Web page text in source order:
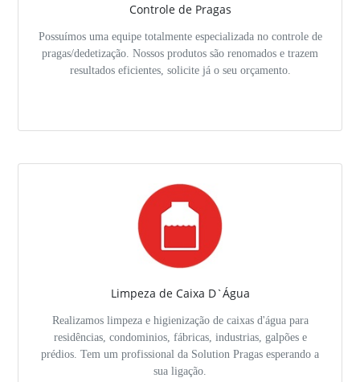
Controle de Pragas
Possuímos uma equipe totalmente especializada no controle de
pragas/dedetização. Nossos produtos são renomados e trazem
resultados eficientes, solicite já o seu orçamento.
Limpeza de Caixa D`Água
Realizamos limpeza e higienização de caixas d'água para
residências, condominios, fábricas, industrias, galpões e
prédios. Tem um profissional da Solution Pragas esperando a
sua ligação.